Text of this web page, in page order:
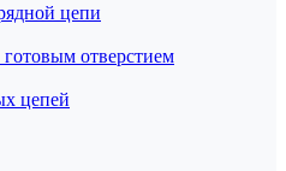
цепи
отверстием
цепей